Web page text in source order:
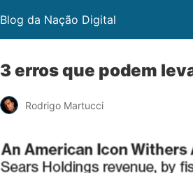
Blog da Nação Digital
3 erros que podem
Rodrigo Martucci